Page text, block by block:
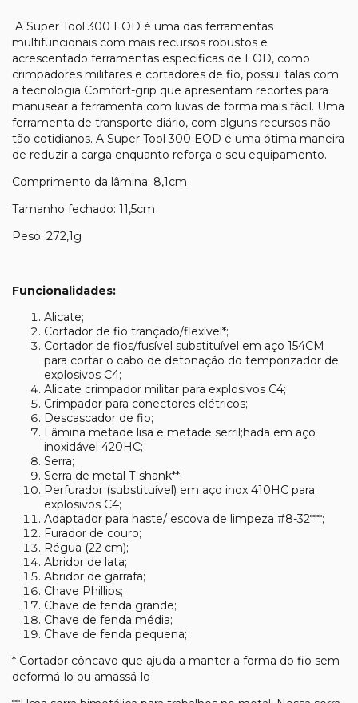
A Super Tool 300 EOD é uma das ferramentas
multifuncionais com mais recursos robustos e
acrescentado ferramentas específicas de EOD, como
crimpadores militares e cortadores de fio, possui talas com
a tecnologia Comfort-grip que apresentam recortes para
manusear a ferramenta com luvas de forma mais fácil. Uma
ferramenta de transporte diário, com alguns recursos não
tão cotidianos. A Super Tool 300 EOD é uma ótima maneira
de reduzir a carga enquanto reforça o seu equipamento.
Comprimento da lâmina: 8,1cm
Tamanho fechado: 11,5cm
Peso: 272,1g
Funcionalidades:
Alicate;
Cortador de fio trançado/flexível*;
Cortador de fios/fusível substituível em aço 154CM
para cortar o cabo de detonação do temporizador de
explosivos C4;
Alicate crimpador militar para explosivos C4;
Crimpador para conectores elétricos;
Descascador de fio;
Lâmina metade lisa e metade serril;hada em aço
inoxidável 420HC;
Serra;
Serra de metal T-shank**;
Perfurador (substituível) em aço inox 410HC para
explosivos C4;
Adaptador para haste/ escova de limpeza #8-32***;
Furador de couro;
Régua (22 cm);
Abridor de lata;
Abridor de garrafa;
Chave Phillips;
Chave de fenda grande;
Chave de fenda média;
Chave de fenda pequena;
* Cortador côncavo que ajuda a manter a forma do fio sem
deformá-lo ou amassá-lo